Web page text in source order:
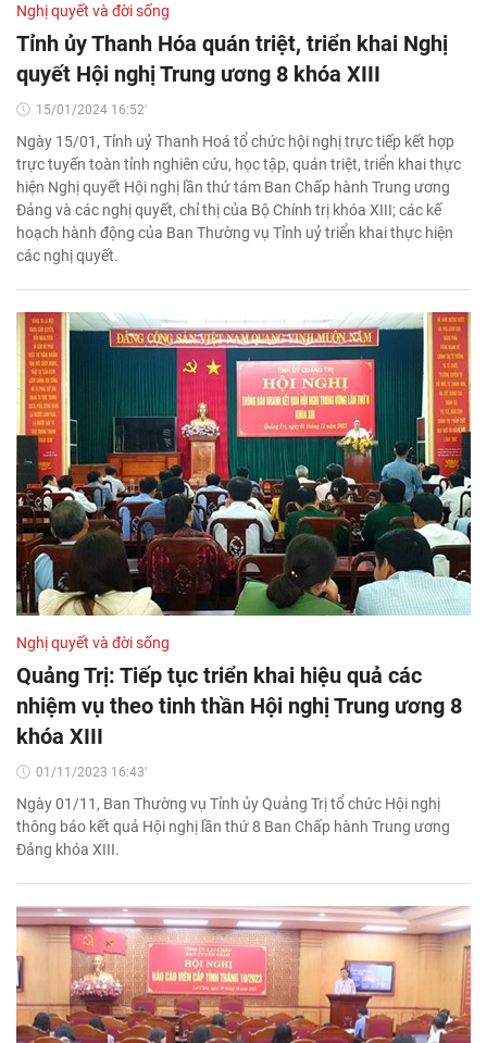
Nghị quyết và đời sống
Tỉnh ủy Thanh Hóa quán triệt, triển khai Nghị
quyết Hội nghị Trung ương 8 khóa XIII
15/01/2024 16:52'
Ngày 15/01, Tỉnh uỷ Thanh Hoá tổ chức hội nghị trực tiếp kết hợp
trực tuyến toàn tỉnh nghiên cứu, học tập, quán triệt, triển khai thực
hiện Nghị quyết Hội nghị lần thứ tám Ban Chấp hành Trung ương
Đảng và các nghị quyết, chỉ thị của Bộ Chính trị khóa XIII; các kế
hoạch hành động của Ban Thường vụ Tỉnh uỷ triển khai thực hiện
các nghị quyết.
Nghị quyết và đời sống
Quảng Trị: Tiếp tục triển khai hiệu quả các
nhiệm vụ theo tinh thần Hội nghị Trung ương 8
khóa XIII
01/11/2023 16:43'
Ngày 01/11, Ban Thường vụ Tỉnh ủy Quảng Trị tổ chức Hội nghị
thông báo kết quả Hội nghị lần thứ 8 Ban Chấp hành Trung ương
Đảng khóa XIII.